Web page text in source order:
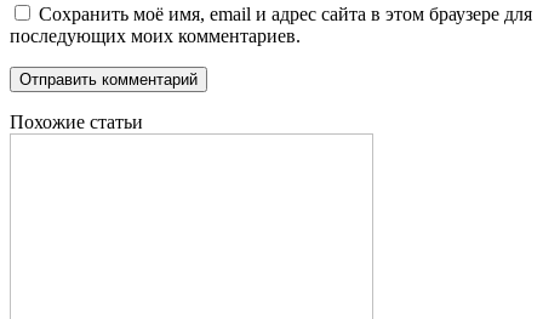
Сохранить моё имя, email и адрес сайта в этом браузере для
последующих моих комментариев.
Похожие статьи